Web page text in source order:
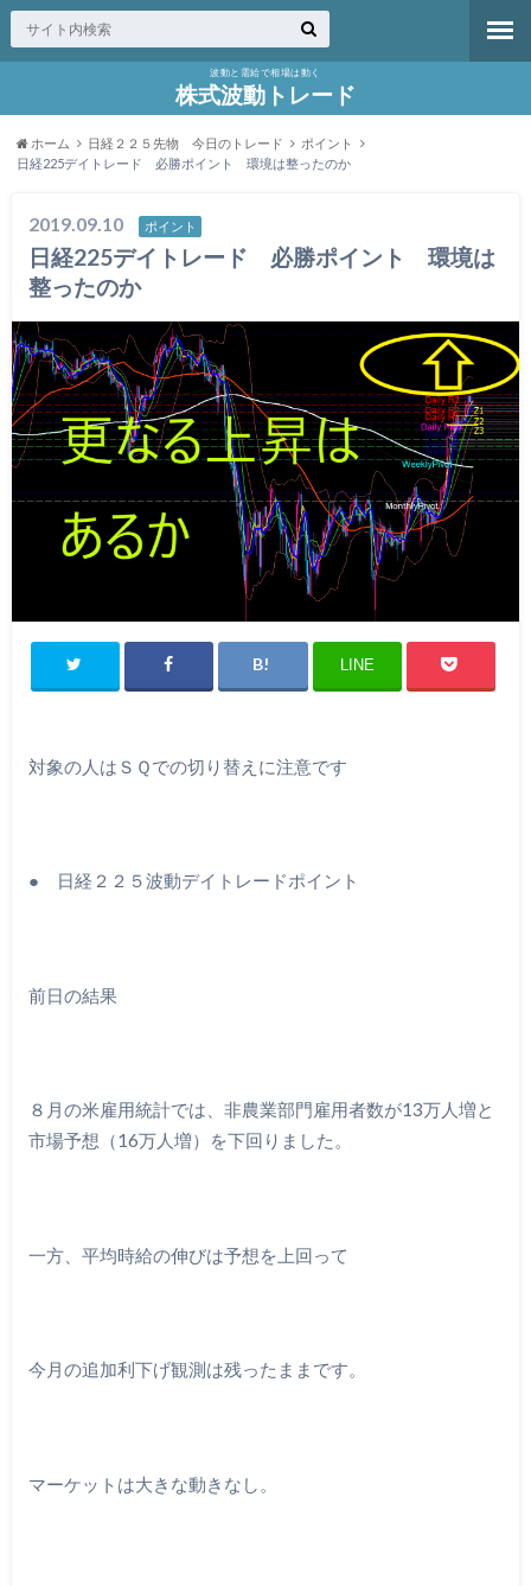
波動と需給で相場は動く
株式波動トレード
ホーム 日経２２５先物 今日のトレード
ポイント
日経225デイトレード 必勝ポイント 環境は整ったのか
2019.09.10 ポイント
日経225デイトレード 必勝ポイント 環境は
整ったのか
LINE
対象の人はＳＱでの切り替えに注意です
● 日経２２５波動デイトレードポイント
前日の結果
８月の米雇用統計では、非農業部門雇用者数が13万人増と
市場予想（16万人増）を下回りました。
一方、平均時給の伸びは予想を上回って
今月の追加利下げ観測は残ったままです。
マーケットは大きな動きなし。